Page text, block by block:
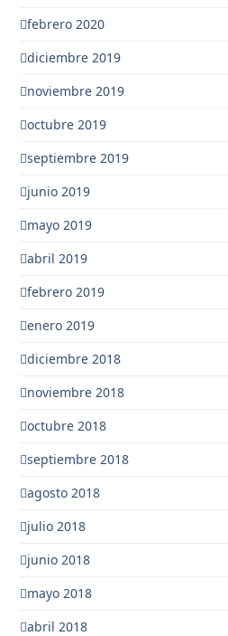
febrero 2020
diciembre 2019
noviembre 2019
octubre 2019
septiembre 2019
junio 2019
mayo 2019
abril 2019
febrero 2019
enero 2019
diciembre 2018
noviembre 2018
octubre 2018
septiembre 2018
agosto 2018
julio 2018
junio 2018
mayo 2018
abril 2018